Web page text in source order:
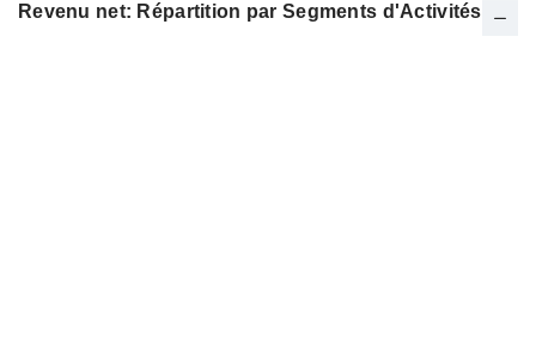
Revenu net: Répartition par Segments d'Activités